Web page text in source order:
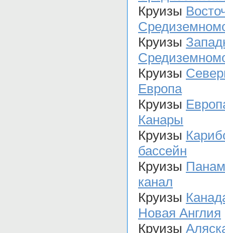
Круизы
Круизы
Круизы
Европа
Круизы
Канары
Круизы
бассейн
Круизы
канал
Круизы
Новая Англия
Круизы